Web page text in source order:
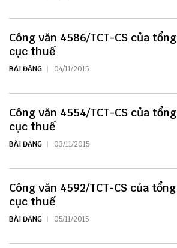
Công văn 4586/TCT-CS của tổng
cục thuế
BÀI ĐĂNG 04/11/2015
Công văn 4554/TCT-CS của tổng
cục thuế
BÀI ĐĂNG 03/11/2015
Công văn 4592/TCT-CS của tổng
cục thuế
BÀI ĐĂNG 05/11/2015